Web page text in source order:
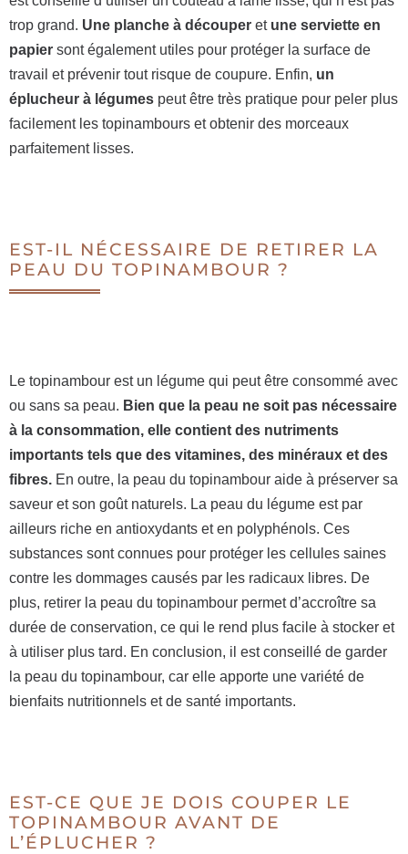
trop grand. Une planche à découper etune serviette en
papier sont également utiles pour protéger la surface de
travail et prévenir tout risque de coupure. Enfin, un
éplucheur à légumes peut être très pratique pour peler plus
facilement les topinambours et obtenir des morceaux
parfaitement lisses.
EST-IL NÉCESSAIRE DE RETIRER LA
PEAU DU TOPINAMBOUR ?
Le topinambour est un légume qui peut être consommé avec
ou sans sa peau. Bien que la peau ne soit pas nécessaire
à la consommation, elle contient des nutriments
importants tels que des vitamines, des minéraux et des
fibres. En outre, la peau du topinambour aide à préserver sa
saveur et son goût naturels. La peau du légume est par
ailleurs riche en antioxydants et en polyphénols. Ces
substances sont connues pour protéger les cellules saines
contre les dommages causés par les radicaux libres. De
plus, retirer la peau du topinambour permet d’accroître sa
durée de conservation, ce qui le rend plus facile à stocker et
à utiliser plus tard. En conclusion, il est conseillé de garder
la peau du topinambour, car elle apporte une variété de
bienfaits nutritionnels et de santé importants.
EST-CE QUE JE DOIS COUPER LE
TOPINAMBOUR AVANT DE
L’ÉPLUCHER ?